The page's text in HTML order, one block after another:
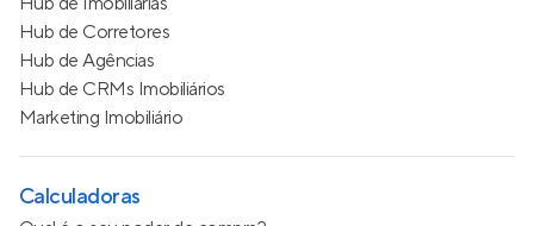
Hub de Corretores
Hub de Agências
Hub de CRMs Imobiliários
Marketing Imobiliário
Calculadoras